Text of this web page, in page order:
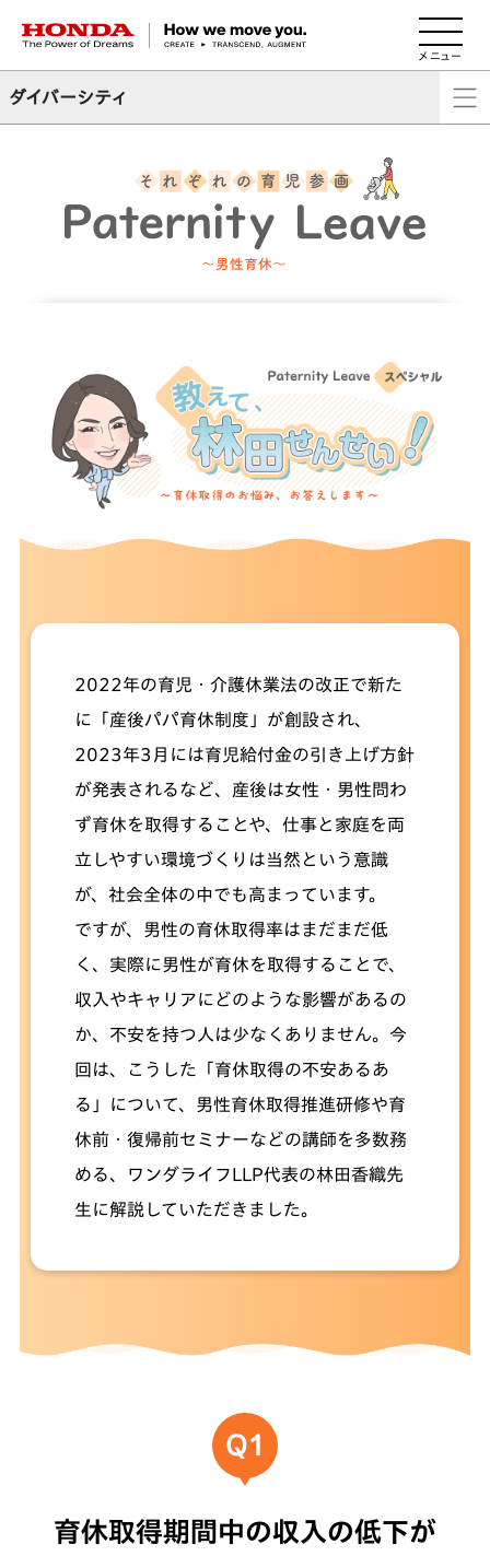
HONDA The Power of Dreams
ダイバーシティ
2022年の育児・介護休業法の改正で新た
に「産後パパ育休制度」が創設され、
2023年3月には育児給付金の引き上げ方針
が発表されるなど、産後は女性・男性問わ
ず育休を取得することや、仕事と家庭を両
立しやすい環境づくりは当然という意識
が、社会全体の中でも高まっています。
ですが、男性の育休取得率はまだまだ低
く、実際に男性が育休を取得することで、
収入やキャリアにどのような影響があるの
か、不安を持つ人は少なくありません。今
回は、こうした「育休取得の不安あるあ
る」について、男性育休取得推進研修や育
休前・復帰前セミナーなどの講師を多数務
める、ワンダライフLLP代表の林田香織先
生に解説していただきました。
Q1
育休取得期間中の収入の低下が